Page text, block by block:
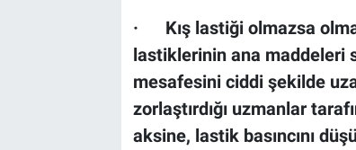
· Kış lastiği olmazsa
lastiklerinin ana maddeleri
mesafesini ciddi şekilde
zorlaştırdığı uzmanlar
aksine, lastik basıncını